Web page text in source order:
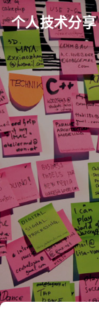
个人技术分享
首页
标签
RSS